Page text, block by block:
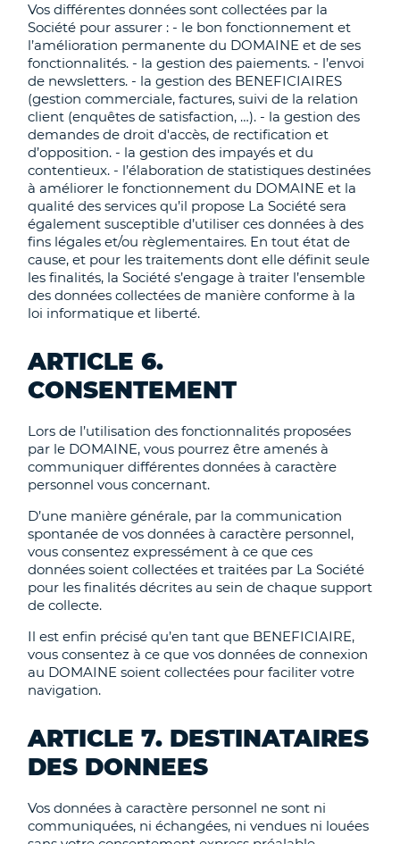
Vos différentes données sont collectées par la
Société pour assurer : - le bon fonctionnement et
l’amélioration permanente du DOMAINE et de ses
fonctionnalités. - la gestion des paiements. - l’envoi
de newsletters. - la gestion des BENEFICIAIRES
(gestion commerciale, factures, suivi de la relation
client (enquêtes de satisfaction, …). - la gestion des
demandes de droit d'accès, de rectification et
d’opposition. - la gestion des impayés et du
contentieux. - l’élaboration de statistiques destinées
à améliorer le fonctionnement du DOMAINE et la
qualité des services qu’il propose La Société sera
également susceptible d’utiliser ces données à des
fins légales et/ou règlementaires. En tout état de
cause, et pour les traitements dont elle définit seule
les finalités, la Société s’engage à traiter l’ensemble
des données collectées de manière conforme à la
loi informatique et liberté.
ARTICLE 6.
CONSENTEMENT
Lors de l’utilisation des fonctionnalités proposées
par le DOMAINE, vous pourrez être amenés à
communiquer différentes données à caractère
personnel vous concernant.
D’une manière générale, par la communication
spontanée de vos données à caractère personnel,
vous consentez expressément à ce que ces
données soient collectées et traitées par La Société
pour les finalités décrites au sein de chaque support
de collecte.
Il est enfin précisé qu’en tant que BENEFICIAIRE,
vous consentez à ce que vos données de connexion
au DOMAINE soient collectées pour faciliter votre
navigation.
ARTICLE 7. DESTINATAIRES
DES DONNEES
Vos données à caractère personnel ne sont ni
communiquées, ni échangées, ni vendues ni louées